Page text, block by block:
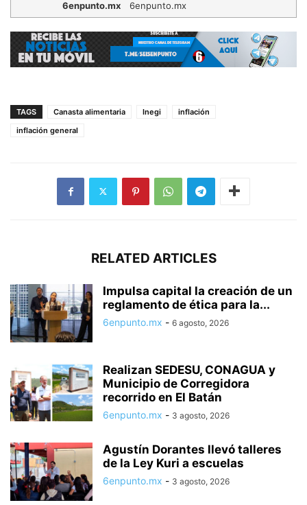
6enpunto.mx 6enpunto.mx
TAGS Canasta alimentaria Inegi
inflación
inflación general
RELATED ARTICLES
Impulsa capital la creación de un
reglamento de ética para la...
6enpunto.mx - 6 agosto, 2026
Realizan SEDESU, CONAGUA y
Municipio de Corregidora
recorrido en El Batán
6enpunto.mx - 3 agosto, 2026
Agustín Dorantes llevó talleres
de la Ley Kuri a escuelas
6enpunto.mx - 3 agosto, 2026